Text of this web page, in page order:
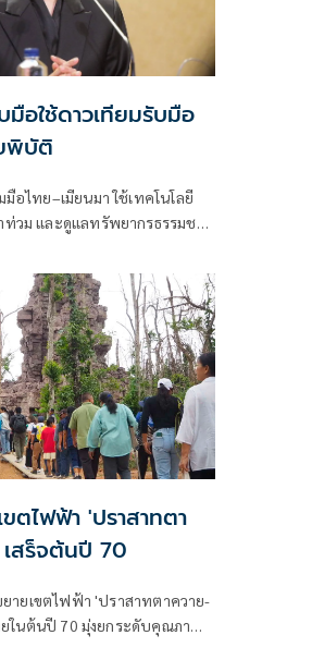
อใช้ดาวเทียมรับมือ
พิบัติ
อไทย–เมียนมา ใช้เทคโนโลยี
วม และดูแลทรัพยากรธรรมชาติ
ตไฟฟ้า 'ปราสาทตา
สร็จต้นปี 70
ยายเขตไฟฟ้า 'ปราสาทตาควาย-
ยในต้นปี 70 มุ่งยกระดับคุณภาพ